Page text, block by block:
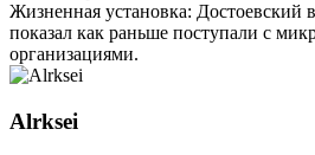
Жизненная установка: Достоевский
показал как раньше поступали с
организациями.
Alrksei